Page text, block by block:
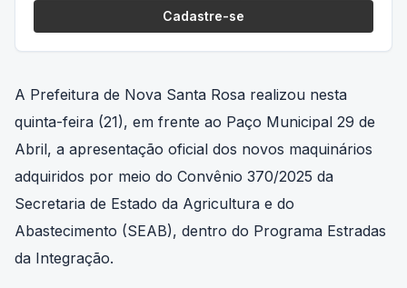
Cadastre-se
A Prefeitura de Nova Santa Rosa realizou nesta
quinta-feira (21), em frente ao Paço Municipal 29 de
Abril, a apresentação oficial dos novos maquinários
adquiridos por meio do Convênio 370/2025 da
Secretaria de Estado da Agricultura e do
Abastecimento (SEAB), dentro do Programa Estradas
da Integração.